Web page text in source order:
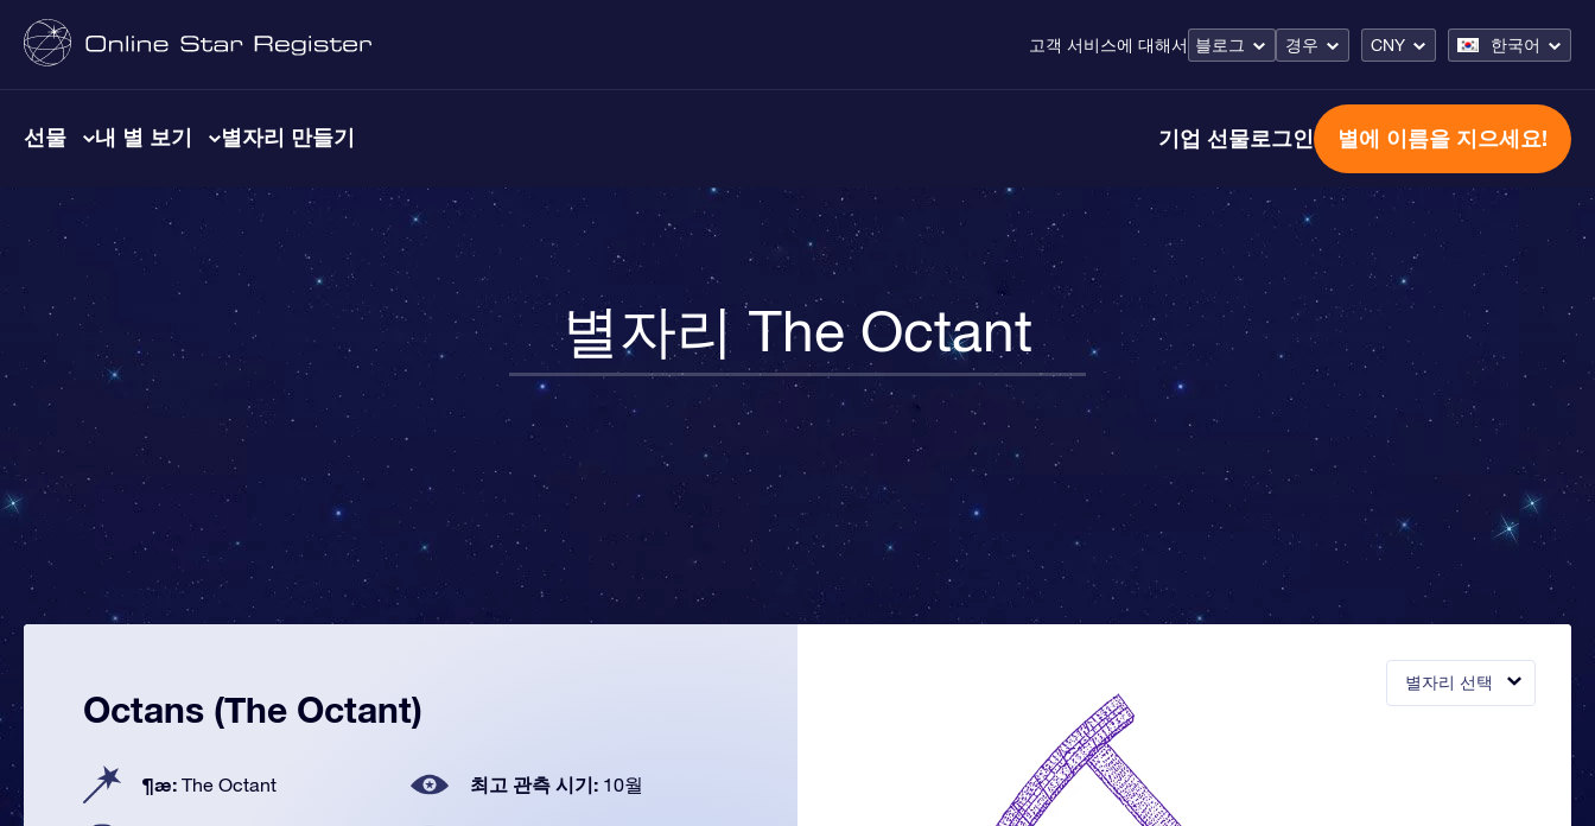
고객 서비스에 대해서 블로그 경우 CNY 한국어
선물 내 별 보기 별자리 만들기 기업 선물로그인 별에 이름을 지으세요!
별자리 The Octant
별자리 선택
Octans (The Octant)
¶æ: The Octant 최고 관측 시기: 10월